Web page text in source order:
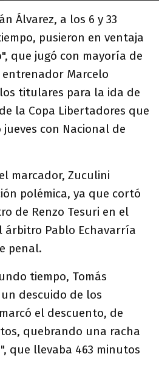
Álvarez, a los 6 y 33
pusieron en ventaja
que jugó con mayoría de
Marcelo
titulares para la ida de
la Copa Libertadores que
con Nacional de
marcador, Zuculini
polémica, ya que cortó
de Renzo Tesuri en el
árbitro Pablo Echavarría
penal.
tiempo, Tomás
descuido de los
el descuento, de
quebrando una racha
que llevaba 463 minutos